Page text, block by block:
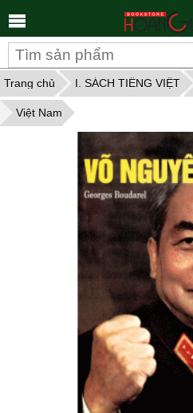
Trang chủ I. SÁCH TIẾNG VIỆT
Việt Nam